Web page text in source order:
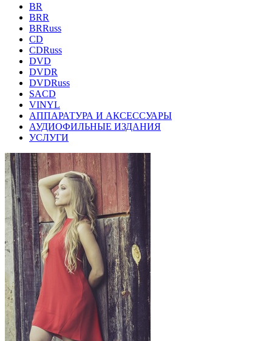
BR
BRR
BRRuss
CD
CDRuss
DVD
DVDR
DVDRuss
SACD
VINYL
АППАРАТУРА И АКСЕССУАРЫ
АУДИОФИЛЬНЫЕ ИЗДАНИЯ
УСЛУГИ